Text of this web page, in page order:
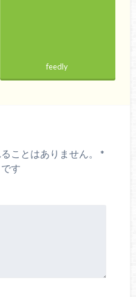
feedly
ことはありません。
*
す